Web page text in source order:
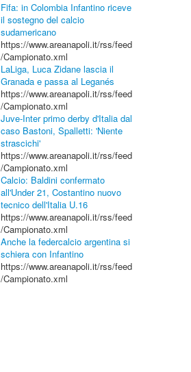
Fifa: in Colombia Infantino riceve
il sostegno del calcio
sudamericano
https://www.areanapoli.it/rss/feed
/Campionato.xml
LaLiga, Luca Zidane lascia il
Granada e passa al Leganés
https://www.areanapoli.it/rss/feed
/Campionato.xml
Juve-Inter primo derby d'Italia dal
caso Bastoni, Spalletti: 'Niente
strascichi'
https://www.areanapoli.it/rss/feed
/Campionato.xml
Calcio: Baldini confermato
all'Under 21, Costantino nuovo
tecnico dell'Italia U.16
https://www.areanapoli.it/rss/feed
/Campionato.xml
Anche la federcalcio argentina si
schiera con Infantino
https://www.areanapoli.it/rss/feed
/Campionato.xml